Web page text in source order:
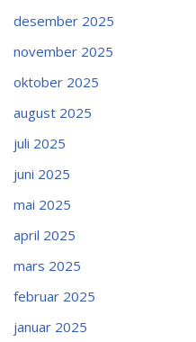
desember 2025
november 2025
oktober 2025
august 2025
juli 2025
juni 2025
mai 2025
april 2025
mars 2025
februar 2025
januar 2025